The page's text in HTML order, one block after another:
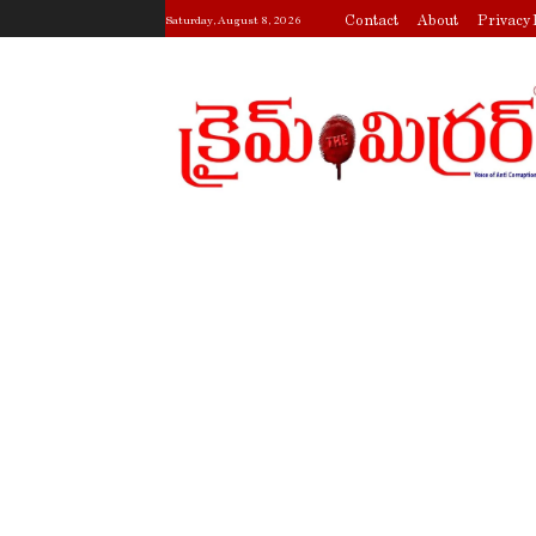
Saturday, August 8, 2026 Contact About Privacy